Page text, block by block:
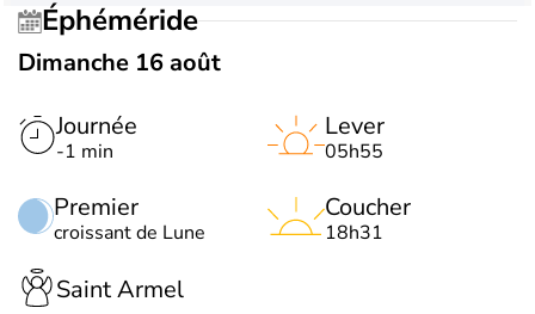
Éphéméride
Dimanche 16 août
Journée
-1 min
Premier
croissant de Lune
Lever
05h55
Coucher
18h31
Saint Armel